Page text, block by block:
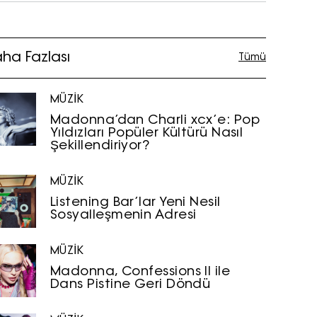
Fazlası Tümü
MÜZİK
Madonna’dan Charli xcx’e: Pop
Yıldızları Popüler Kültürü Nasıl
Şekillendiriyor?
MÜZİK
Listening Bar’lar Yeni Nesil
Sosyalleşmenin Adresi
MÜZİK
Madonna, Confessions II ile
Dans Pistine Geri Döndü